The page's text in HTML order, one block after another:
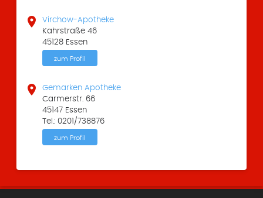

Virchow-Apotheke
Kahrstraße 46
45128 Essen
zum Profil

Gemarken Apotheke
Carmerstr. 66
45147 Essen
Tel.: 0201/738876
zum Profil